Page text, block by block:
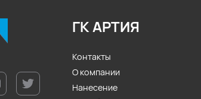
ГК АРТИЯ
Контакты
О компании
Нанесение